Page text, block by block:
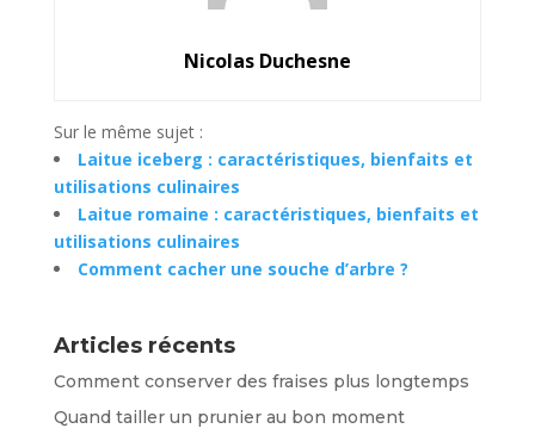
Nicolas Duchesne
Sur le même sujet :
Laitue iceberg : caractéristiques, bienfaits et
utilisations culinaires
Laitue romaine : caractéristiques, bienfaits et
utilisations culinaires
Comment cacher une souche d’arbre ?
Articles récents
Comment conserver des fraises plus longtemps
Quand tailler un prunier au bon moment